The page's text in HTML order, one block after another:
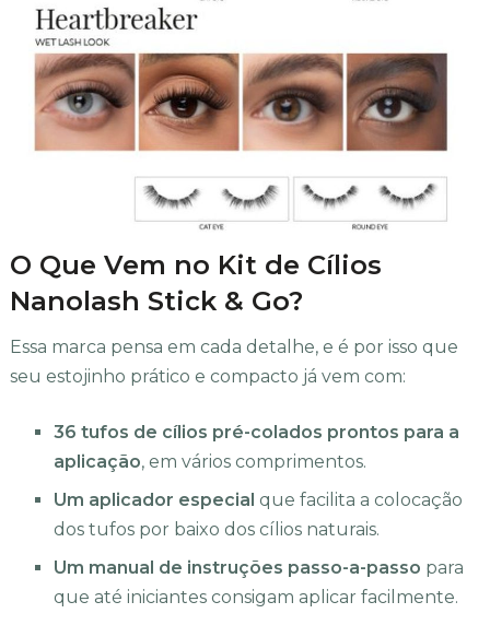
O Que Vem no Kit de Cílios
Nanolash Stick & Go?
Essa marca pensa em cada detalhe, e é por isso que
seu estojinho prático e compacto já vem com:
36 tufos de cílios pré-colados prontos para a
aplicação, em vários comprimentos.
Um aplicador especial que facilita a colocação
dos tufos por baixo dos cílios naturais.
Um manual de instruções passo-a-passo para
que até iniciantes consigam aplicar facilmente.